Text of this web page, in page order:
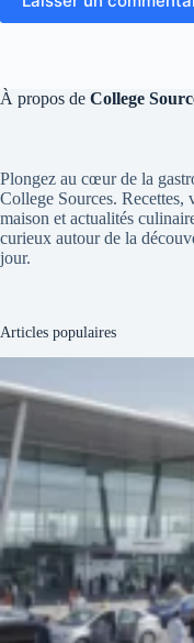
À propos de College
Plongez au cœur de la
College Sources. Recettes,
maison et actualités
curieux autour de la
jour.
Articles populaires